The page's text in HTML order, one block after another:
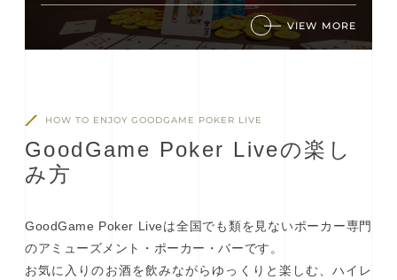
VIEW MORE
HOW TO ENJOY GOODGAME POKER LIVE
GoodGame Poker Liveの楽 し
み方
GoodGame Poker Liveは全国でも類を見ないポーカー専門
のアミューズメント・ポーカー・バーです。
お気に入りのお酒を飲みながらゆっくりと楽しむ、ハイレ